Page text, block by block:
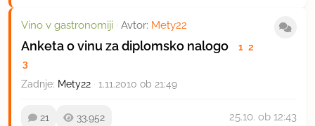
Vino v gastronomiji · Avtor: Mety22
Anketa o vinu za diplomsko nalogo 1 2
3
Zadnje: Mety22 · 1.11.2010 ob 21:49
21 33.952 25.10. ob 12:43